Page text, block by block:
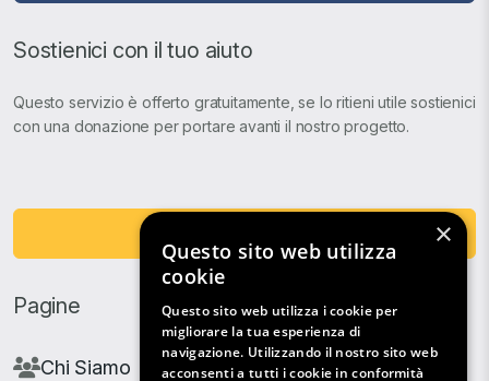
Sostienici con il tuo aiuto
Questo servizio è offerto gratuitamente, se lo ritieni utile sostienici
con una donazione per portare avanti il nostro progetto.
Pagine
Chi Siamo
×
Questo sito web utilizza
cookie
Questo sito web utilizza i cookie per
migliorare la tua esperienza di
navigazione. Utilizzando il nostro sito web
acconsenti a tutti i cookie in conformità